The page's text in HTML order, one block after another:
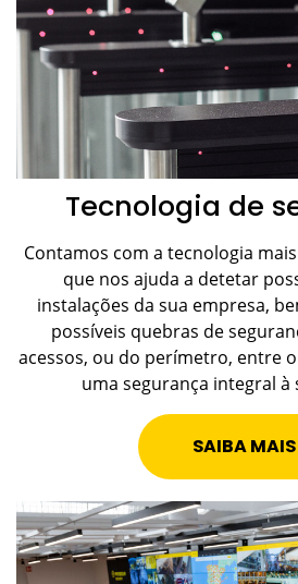
Tecnologia de
Contamos com a tecnologia
que nos ajuda a detetar
instalações da sua empresa,
possíveis quebras de
acessos, ou do perímetro, entre
uma segurança integral à
SAIBA MAIS